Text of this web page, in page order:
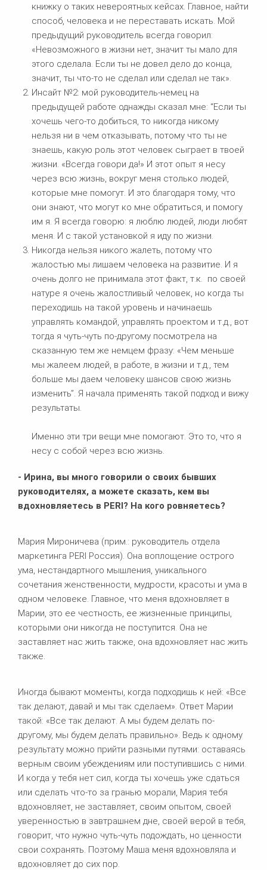
книжку о таких невероятных кейсах. Главное, найти
способ, человека и не переставать искать. Мой
предыдущий руководитель всегда говорил:
«Невозможного в жизни нет, значит ты мало для
этого сделала. Если ты не довел дело до конца,
значит, ты что-то не сделал или сделал не так».
Инсайт №2: мой руководитель-немец на
предыдущей работе однажды сказал мне: “Если ты
хочешь чего-то добиться, то никогда никому
нельзя ни в чем отказывать, потому что ты не
знаешь, какую роль этот человек сыграет в твоей
жизни. «Всегда говори да!» И этот опыт я несу
через всю жизнь, вокруг меня столько людей,
которые мне помогут. И это благодаря тому, что
они знают, что могут ко мне обратиться, и помогу
им я. Я всегда говорю: я люблю людей, люди любят
меня. И с такой установкой я иду по жизни.
Никогда нельзя никого жалеть, потому что
жалостью мы лишаем человека на развитие. И я
очень долго не принимала этот факт, т.к. по своей
натуре я очень жалостливый человек, но когда ты
переходишь на такой уровень и начинаешь
управлять командой, управлять проектом и т.д., вот
тогда я чуть-чуть по-другому посмотрела на
сказанную тем же немцем фразу: «Чем меньше
мы жалеем людей, в работе, в жизни и т.д., тем
больше мы даем человеку шансов свою жизнь
изменить”. Я начала применять такой подход и вижу
результаты.
Именно эти три вещи мне помогают. Это то, что я
несу с собой через всю жизнь.
- Ирина, вы много говорили о своих бывших
руководителях, а можете сказать, кем вы
вдохновляетесь в PERI? На кого ровняетесь?
Мария Мироничева (прим.: руководитель отдела
маркетинга PERI Россия). Она воплощение острого
ума, нестандартного мышления, уникального
сочетания женственности, мудрости, красоты и ума в
одном человеке. Главное, что меня вдохновляет в
Марии, это ее честность, ее жизненные принципы,
которыми они никогда не поступится. Она не
заставляет нас жить также, она вдохновляет нас жить
также.
Иногда бывают моменты, когда подходишь к ней: «Все
так делают, давай и мы так сделаем». Ответ Марии
такой: «Все так делают. А мы будем делать по-
другому, мы будем делать правильно». Ведь к одному
результату можно прийти разными путями: оставаясь
верным своим убеждениям или поступившись с ними.
И когда у тебя нет сил, когда ты хочешь уже сдаться
или сделать что-то за гранью морали, Мария тебя
вдохновляет, не заставляет, своим опытом, своей
уверенностью в завтрашнем дне, своей верой в тебя,
говорит, что нужно чуть-чуть подождать, но ценности
свои сохранять. Поэтому Маша меня вдохновляла и
вдохновляет до сих пор.